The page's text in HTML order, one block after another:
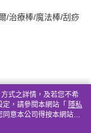
/治療棒/魔法棒/刮痧
式之詳情，及若您不希
，請參閱本網站「 隱私
意本公司得按本網站使